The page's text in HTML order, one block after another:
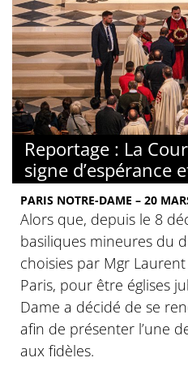
Reportage : La
signe d’espérance
PARIS NOTRE-DAME – 20
Alors que, depuis le 8
basiliques mineures du
choisies par Mgr
Paris, pour être églises
Dame a décidé de se
afin de présenter l’une
aux fidèles.